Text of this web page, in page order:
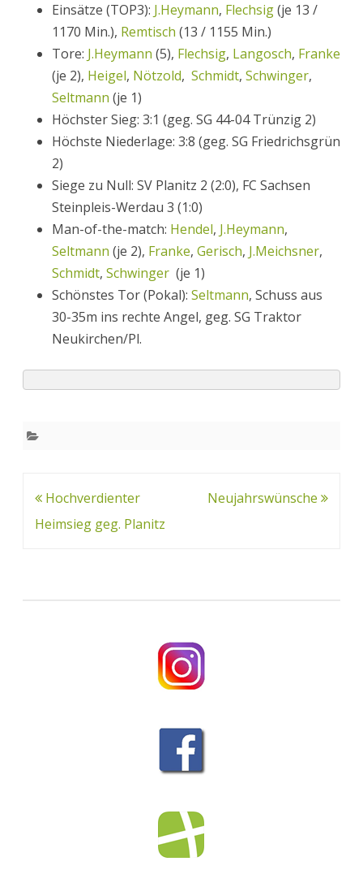
Einsätze (TOP3): J.Heymann, Flechsig(je 13 /
1170 Min.), Remtisch (13 / 1155 Min.)
Tore: J.Heymann (5), Flechsig, Langosch, Franke
(je 2), Heigel, Nötzold, Schmidt, Schwinger,
Seltmann (je 1)
Höchster Sieg: 3:1 (geg. SG 44-04 Trünzig 2)
Höchste Niederlage: 3:8 (geg. SG Friedrichsgrün
2)
Siege zu Null: SV Planitz 2 (2:0), FC Sachsen
Steinpleis-Werdau 3 (1:0)
Man-of-the-match: Hendel, J.Heymann,
Seltmann (je 2), Franke, Gerisch, J.Meichsner,
Schmidt, Schwinger (je 1)
Schönstes Tor (Pokal): Seltmann, Schuss aus
30-35m ins rechte Angel, geg. SG Traktor
Neukirchen/Pl.
Beitrags-
Navigation
Hochverdienter
Heimsieg geg. Planitz
Neujahrswünsche